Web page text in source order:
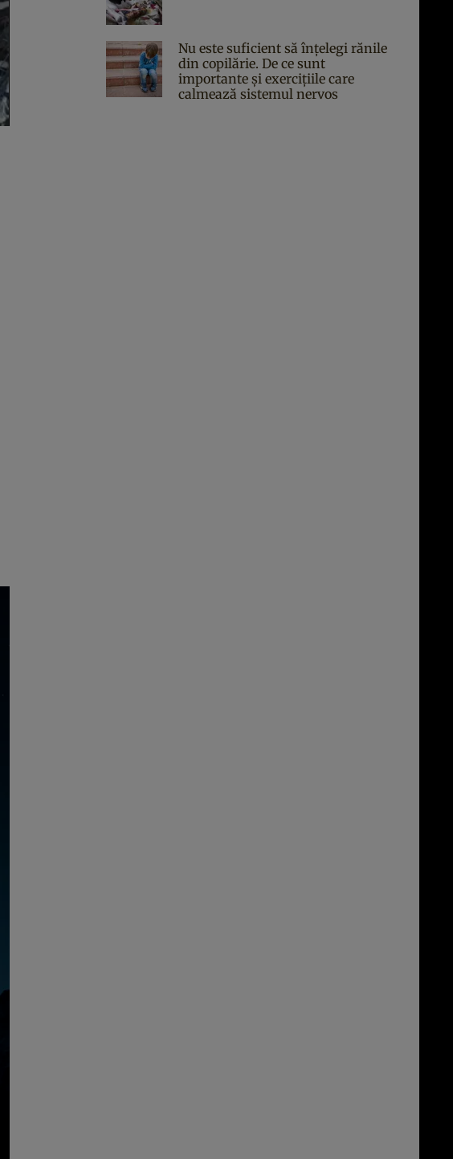
Nu este suficient să înțelegi rănile
din copilărie. De ce sunt
importante și exercițiile care
calmează sistemul nervos